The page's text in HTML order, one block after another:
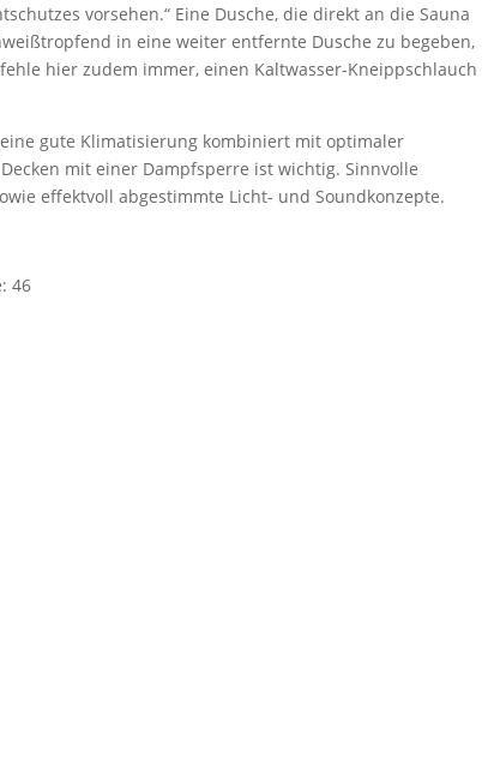
vorsehen.“ Eine Dusche, die direkt an die Sauna
in eine weiter entfernte Dusche zu begeben,
hier zudem immer, einen Kaltwasser-Kneippschlauch
gute Klimatisierung kombiniert mit optimaler
mit einer Dampfsperre ist wichtig. Sinnvolle
effekt­voll abgestimmte Licht- und Soundkonzepte.
46